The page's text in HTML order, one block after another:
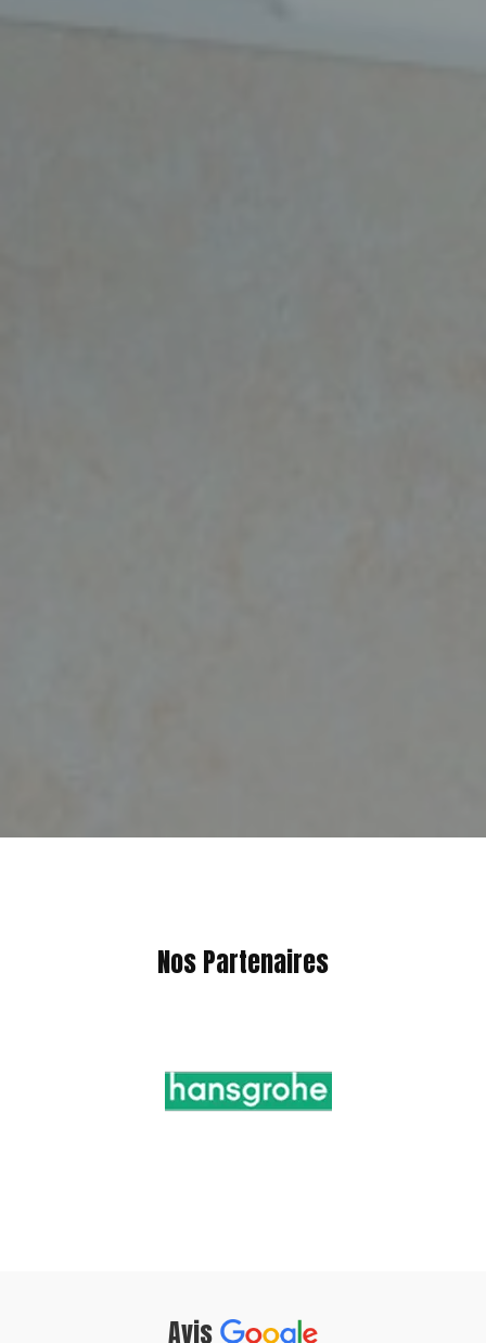
Nos Partenaires
Avis